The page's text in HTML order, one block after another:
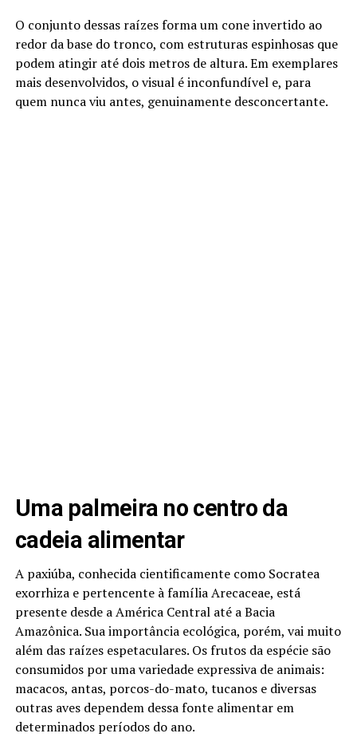
O conjunto dessas raízes forma um cone invertido ao
redor da base do tronco, com estruturas espinhosas que
podem atingir até dois metros de altura. Em exemplares
mais desenvolvidos, o visual é inconfundível e, para
quem nunca viu antes, genuinamente desconcertante.
Uma palmeira no centro da
cadeia alimentar
A paxiúba, conhecida cientificamente como Socratea
exorrhiza e pertencente à família Arecaceae, está
presente desde a América Central até a Bacia
Amazônica. Sua importância ecológica, porém, vai muito
além das raízes espetaculares. Os frutos da espécie são
consumidos por uma variedade expressiva de animais:
macacos, antas, porcos-do-mato, tucanos e diversas
outras aves dependem dessa fonte alimentar em
determinados períodos do ano.